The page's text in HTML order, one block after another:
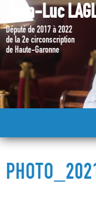
Jean-Luc
Député de 2017 à 2022
de la 2e circonscription
de Haute-Garonne
MA